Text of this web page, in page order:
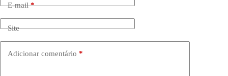
E-mail*
Site
Adicionar comentário *